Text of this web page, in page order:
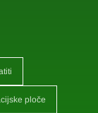
ploče